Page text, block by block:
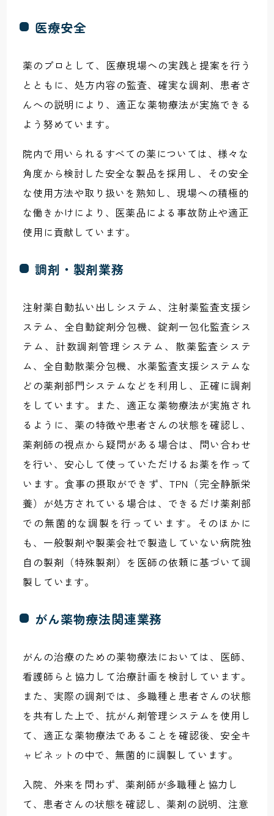
医療安全
薬のプロとして、医療現場への実践と提案を行う
とともに、処方内容の監査、確実な調剤、患者さ
んへの説明により、適正な薬物療法が実施できる
よう努めています。
院内で用いられるすべての薬については、様々な
角度から検討した安全な製品を採用し、その安全
な使用方法や取り扱いを熟知し、現場への積極的
な働きかけにより、医薬品による事故防止や適正
使用に貢献しています。
調剤・製剤業務
注射薬自動払い出しシステム、注射薬監査支援シ
ステム、全自動錠剤分包機、錠剤一包化監査シス
テム、計数調剤管理システム、散薬監査システ
ム、全自動散薬分包機、水薬監査支援システムな
どの薬剤部門システムなどを利用し、正確に調剤
をしています。また、適正な薬物療法が実施され
るように、薬の特徴や患者さんの状態を確認し、
薬剤師の視点から疑問がある場合は、問い合わせ
を行い、安心して使っていただけるお薬を作って
います。食事の摂取ができず、TPN（完全静脈栄
養）が処方されている場合は、できるだけ薬剤部
での無菌的な調製を行っています。そのほかに
も、一般製剤や製薬会社で製造していない病院独
自の製剤（特殊製剤）を医師の依頼に基づいて調
製しています。
がん薬物療法関連業務
がんの治療のための薬物療法においては、医師、
看護師らと協力して治療計画を検討しています。
また、実際の調剤では、多職種と患者さんの状態
を共有した上で、抗がん剤管理システムを使用し
て、適正な薬物療法であることを確認後、安全キ
ャビネットの中で、無菌的に調製しています。
入院、外来を問わず、薬剤師が多職種と協力し
て、患者さんの状態を確認し、薬剤の説明、注意